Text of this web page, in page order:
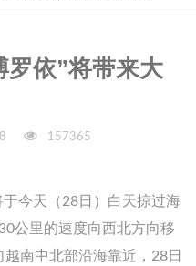
罗依”将带来大
157365
今天（28日）白天掠过海
公里的速度向西北方向移
南中北部沿海靠近，28日